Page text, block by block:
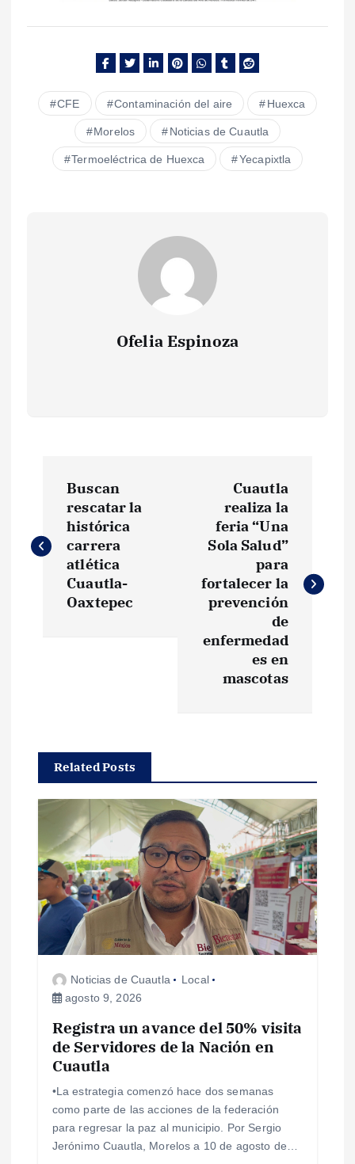
CFE Contaminación del aire Huexca
Morelos Noticias de Cuautla
Termoeléctrica de Huexca Yecapixtla
Ofelia Espinoza
v
ó
d
e
e
Buscan
rescatar la
histórica
carrera
atlética
Cuautla-
Oaxtepec
Cuautla
realiza la
feria “Una
Sola Salud”
para
fortalecer la
prevención
de
enfermedad
es en
mascotas
Related Posts
Noticias de Cuautla
Local
agosto 9, 2026
Registra un avance del 50% visita
de Servidores de la Nación en
Cuautla
•La estrategia comenzó hace dos semanas
como parte de las acciones de la federación
para regresar la paz al municipio. Por Sergio
Jerónimo Cuautla, Morelos a 10 de agosto de…